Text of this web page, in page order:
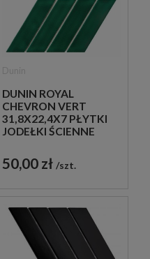
DUNIN ROYAL
CHEVRON VERT
31,8X22,4X7 PŁYTKI
JODEŁKI ŚCIENNE
50,00 zł szt.